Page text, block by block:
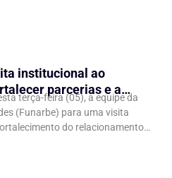
institucional ao
parcerias e a
terça-feira (05), a equipe da
(Funarbe) para uma visita
do relacionamento